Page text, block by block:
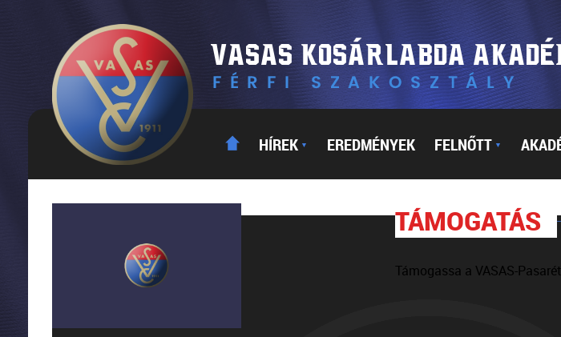
HÍREK ▼ EREDMÉNYEK FELNŐTT ▼
TÁMOGATÁS
Támogassa a VASAS-